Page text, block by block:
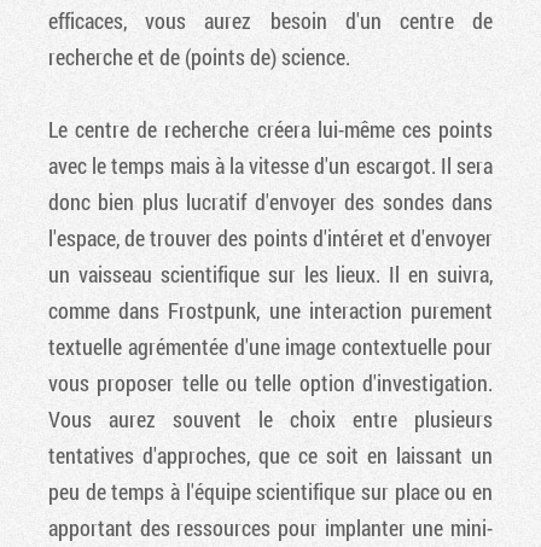
efficaces, vous aurez besoin d'un centre de
recherche et de (points de) science.
Le centre de recherche créera lui-même ces points
avec le temps mais à la vitesse d'un escargot. Il sera
donc bien plus lucratif d'envoyer des sondes dans
l'espace, de trouver des points d'intéret et d'envoyer
un vaisseau scientifique sur les lieux. Il en suivra,
comme dans Frostpunk, une interaction purement
textuelle agrémentée d'une image contextuelle pour
vous proposer telle ou telle option d'investigation.
Vous aurez souvent le choix entre plusieurs
tentatives d'approches, que ce soit en laissant un
peu de temps à l'équipe scientifique sur place ou en
apportant des ressources pour implanter une mini-